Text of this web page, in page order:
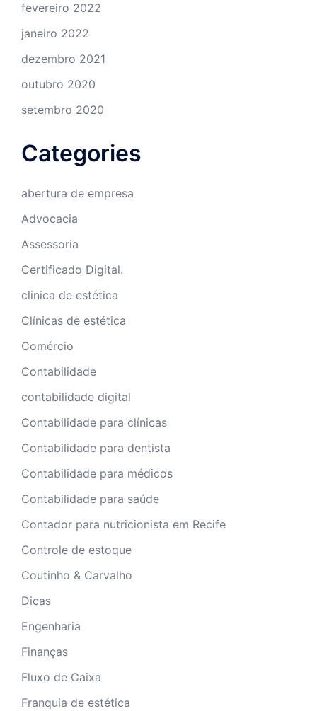
fevereiro 2022
janeiro 2022
dezembro 2021
outubro 2020
setembro 2020
Categories
abertura de empresa
Advocacia
Assessoria
Certificado Digital.
clinica de estética
Clínicas de estética
Comércio
Contabilidade
contabilidade digital
Contabilidade para clínicas
Contabilidade para dentista
Contabilidade para médicos
Contabilidade para saúde
Contador para nutricionista em Recife
Controle de estoque
Coutinho & Carvalho
Dicas
Engenharia
Finanças
Fluxo de Caixa
Franquia de estética